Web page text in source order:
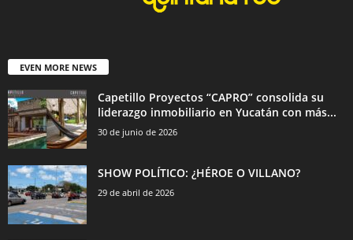
EVEN MORE NEWS
Capetillo Proyectos “CAPRO” consolida su
liderazgo inmobiliario en Yucatán con más...
30 de junio de 2026
SHOW POLÍTICO: ¿HÉROE O VILLANO?
29 de abril de 2026